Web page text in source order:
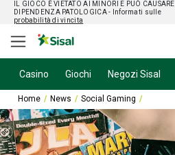
IL GIOCO È VIETATO AI MINORI E PUÒ CAUSARE
DIPENDENZA PATOLOGICA - Informati sulle
probabilità di vincita
Casino Giochi Negozi Sisal
Home News Social Gaming